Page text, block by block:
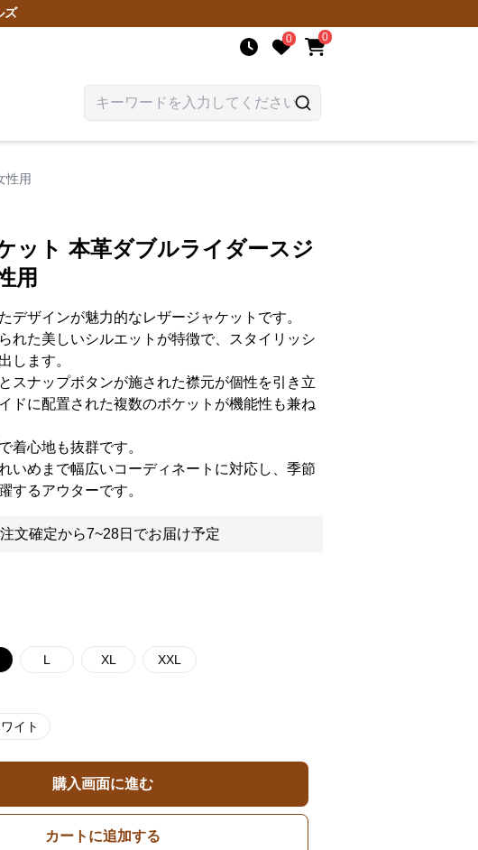
ズ
0 0
性用
ット 本革ダブルライダースジ
用
デザインが魅力的なレザージャケットです。
れた美しいシルエットが特徴で、スタイリッシ
します。
スナップボタンが施された襟元が個性を引き立
ドに配置された複数のポケットが機能性も兼ね
着心地も抜群です。
いめまで幅広いコーディネートに対応し、季節
するアウターです。
文確定から7~28日でお届け予定
L XL XXL
イト
購入画面に進む
カートに追加する